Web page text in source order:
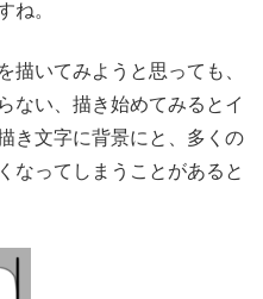
ね。
描いてみようと思っても、
ない、描き始めてみるとイ
き文字に背景にと、多くの
なってしまうことがあると